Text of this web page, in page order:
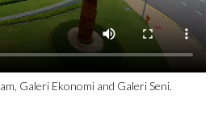
Galeri Ekonomi and Galeri Seni.